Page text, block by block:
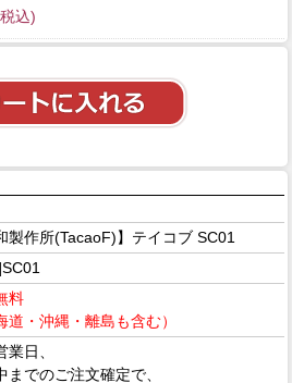
込)
製作所(TacaoF)】テイコブ SC01
料
道・沖縄・離島も含む）
業日、
までのご注文確定で、